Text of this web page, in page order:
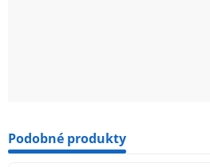
Podobné produkty